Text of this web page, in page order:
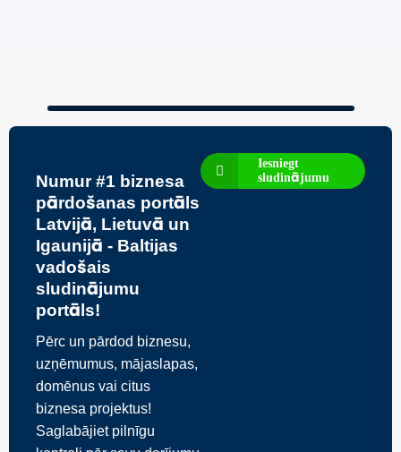
Numur #1 biznesa
pārdošanas portāls
Latvijā, Lietuvā un
Igaunijā - Baltijas
vadošais
sludinājumu
portāls!
Pērc un pārdod biznesu,
uzņēmumus, mājaslapas,
domēnus vai citus
biznesa projektus!
Saglabājiet pilnīgu
Iesniegt
sludinājumu